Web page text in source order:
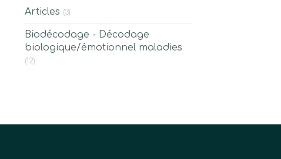
Articles (3)
Biodécodage - Décodage
biologique/émotionnel maladies
(12)